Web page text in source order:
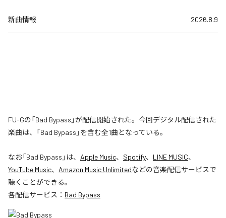
新曲情報 2026.8.9
FU-Gの「Bad Bypass」が配信開始された。今回デジタル配信された
楽曲は、「Bad Bypass」を含む全1曲となっている。
なお「Bad Bypass 」は、 Apple Music、 Spotify、 LINE MUSIC、
YouTube Music、 Amazon Music Unlimitedなどの音楽配信サービスで
聴くことができる。
各配信サービス： Bad Bypass